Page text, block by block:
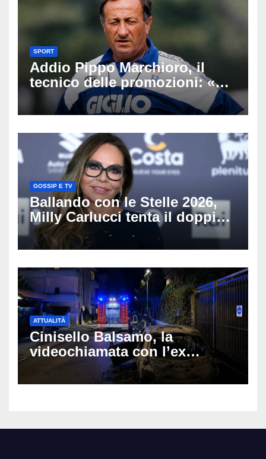
SPORT
Addio Pippo Marchioro, il
tecnico delle promozioni: «Ha
scritto pagine indimenticabili
del nostro calcio»
GOSSIP E TV
Ballando con le Stelle 2026,
Milly Carlucci tenta il doppio
colpo: tra i papabili Ornella
Muti e Monica Guerritore
ATTUALITÀ
Cinisello Balsamo, la
videochiamata con l’ex
fidanzata e il dramma: 35enne
lotta tra la vita e la morte